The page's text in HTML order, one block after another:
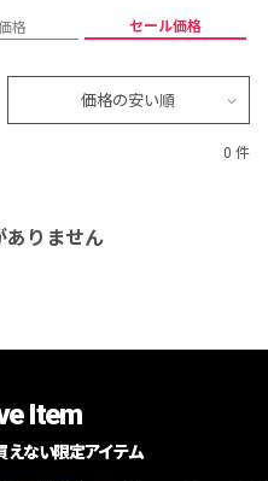
格 セール価格
価格の安い順
0 件
ありません
Item
えない限定アイテム